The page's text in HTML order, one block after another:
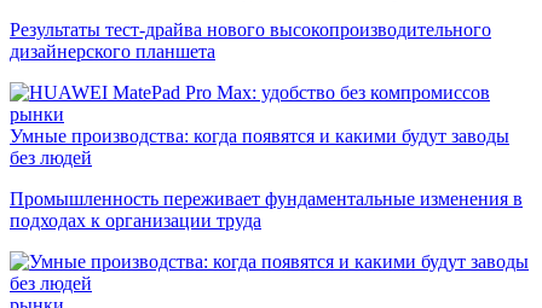
Результаты тест-драйва нового высокопроизводительного
дизайнерского планшета
рынки
Умные производства: когда появятся и какими будут заводы
без людей
Промышленность переживает фундаментальные изменения в
подходах к организации труда